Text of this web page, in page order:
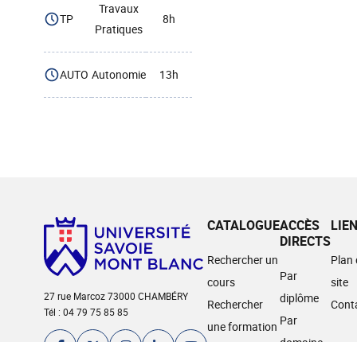
TP
Travaux
Pratiques
8h
AUTO Autonomie 13h
27 rue Marcoz 73000 CHAMBÉRY
Tél : 04 79 75 85 85
CATALOGUE
Rechercher un
cours
Rechercher
une formation
ACCÈS
DIRECTS
Par
diplôme
Par
Plan
site